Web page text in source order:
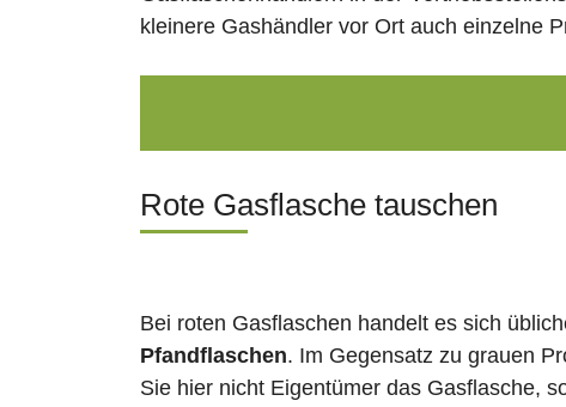
kleinere Gashändler vor Ort auch einzelne
Rote Gasflasche tauschen
Bei roten Gasflaschen handelt es sich
Pfandflaschen. Im Gegensatz zu grauen
Sie hier nicht Eigentümer das Gasflasche,